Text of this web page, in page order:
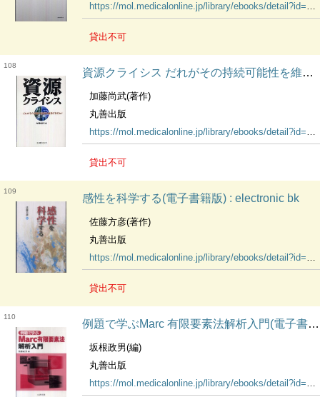
https://mol.medicalonline.jp/library/ebooks/detail?id=14742
貸出不可
108
資源クライシス だれがその持続可能性を維持するのか？(電子書籍版) : electronic bk
加藤尚武(著作)
丸善出版
https://mol.medicalonline.jp/library/ebooks/detail?id=14685
貸出不可
109
感性を科学する(電子書籍版) : electronic bk
佐藤方彦(著作)
丸善出版
https://mol.medicalonline.jp/library/ebooks/detail?id=14663
貸出不可
110
例題で学ぶMarc 有限要素法解析入門(電子書籍版) : electronic bk
坂根政男(編)
丸善出版
https://mol.medicalonline.jp/library/ebooks/detail?id=14662